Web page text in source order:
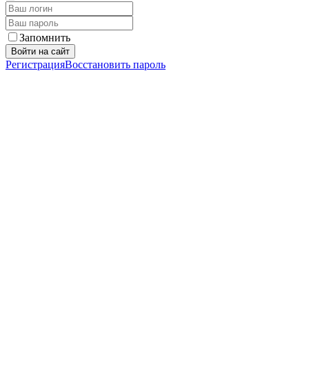
Запомнить
Войти на сайт
РегистрацияВосстановить пароль